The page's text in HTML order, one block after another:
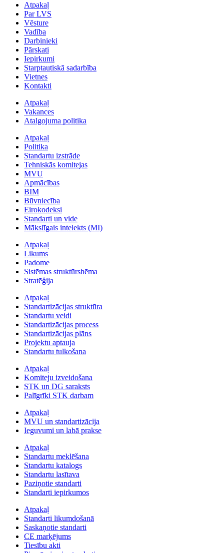
Atpakaļ
Par LVS
Vēsture
Vadība
Darbinieki
Pārskati
Iepirkumi
Starptautiskā sadarbība
Vietnes
Kontakti
Atpakaļ
Vakances
Atalgojuma politika
Atpakaļ
Politika
Standartu izstrāde
Tehniskās komitejas
MVU
Apmācības
BIM
Būvniecība
Eirokodeksi
Standarti un vide
Mākslīgais intelekts (MI)
Atpakaļ
Likums
Padome
Sistēmas struktūrshēma
Stratēģija
Atpakaļ
Standartizācijas struktūra
Standartu veidi
Standartizācijas process
Standartizācijas plāns
Projektu aptauja
Standartu tulkošana
Atpakaļ
Komiteju izveidošana
STK un DG saraksts
Palīgrīki STK darbam
Atpakaļ
MVU un standartizācija
Ieguvumi un labā prakse
Atpakaļ
Standartu meklēšana
Standartu katalogs
Standartu lasītava
Paziņotie standarti
Standarti iepirkumos
Atpakaļ
Standarti likumdošanā
Saskaņotie standarti
CE marķējums
Tiesību akti